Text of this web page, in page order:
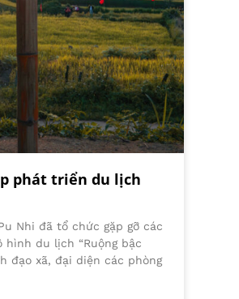
phát triển du lịch
Nhi đã tổ chức gặp gỡ các
hình du lịch “Ruộng bậc
đạo xã, đại diện các phòng